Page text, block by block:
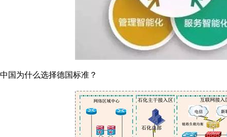
中国为什么选择德国标准？